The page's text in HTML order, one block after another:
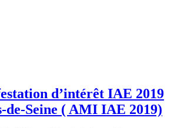
d’intérêt IAE 2019
de-Seine ( AMI IAE 2019)